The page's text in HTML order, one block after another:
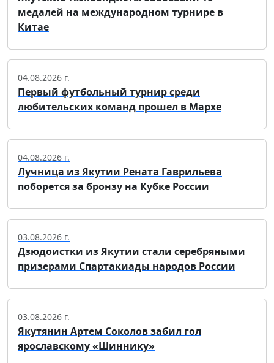
медалей на международном турнире в
Китае
04.08.2026 г.
Первый футбольный турнир среди
любительских команд прошел в Мархе
04.08.2026 г.
Лучница из Якутии Рената Гаврильева
поборется за бронзу на Кубке России
03.08.2026 г.
Дзюдоистки из Якутии стали серебряными
призерами Спартакиады народов России
03.08.2026 г.
Якутянин Артем Соколов забил гол
ярославскому «Шиннику»